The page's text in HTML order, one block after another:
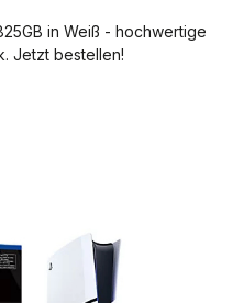
in Weiß - hochwertige
Jetzt bestellen!